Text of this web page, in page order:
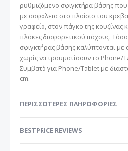
ρυθμιζόμενο σφιγκτήρα βάσης
με ασφάλεια στο πλαίσιο του
γραφείο, στον πάγκο της κουζίνας
πλάκες διαφορετικού πάχους.
σφιγκτήρας βάσης καλύπτονται με
χωρίς να τραυματίσουν το Phone/
Συμβατό για Phone/Tablet με
cm.
ΠΕΡΙΣΣΌΤΕΡΕΣ ΠΛΗΡΟΦΟΡΊΕΣ
BESTPRICE REVIEWS